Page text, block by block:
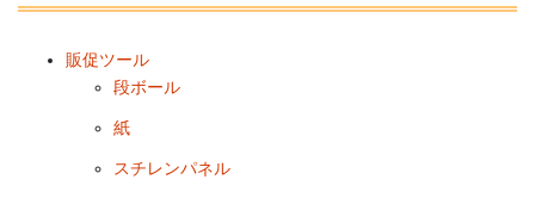
販促ツール
段ボール
紙
スチレンパネル